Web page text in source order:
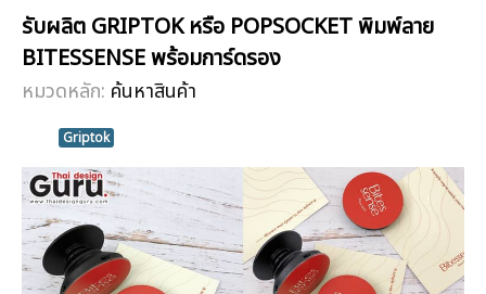
รับผลิต GRIPTOK หรือ POPSOCKET พิมพ์ลาย
BITESSENSE พร้อมการ์ดรอง
หมวดหลัก: ค้นหาสินค้า
Griptok